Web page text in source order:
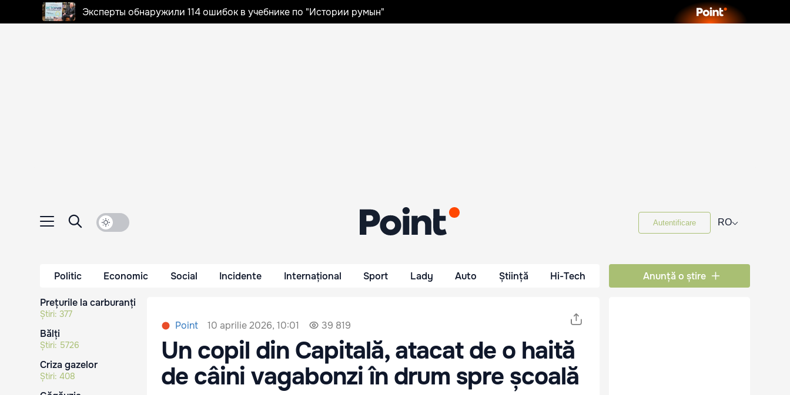
Эксперты обнаружили 114 ошибок в учебнике по "Истории румын"
Autentificare RO⌵
Politic Economic Social Incidente Internațional Sport Lady Auto Știință Hi-Tech Anunță o știre
Prețurile la carburanți
Știri: 377
Bălți
Știri: 5726
Criza gazelor
Știri: 408
Point 10 aprilie 2026, 10:01 39 819
Un copil din Capitală, atacat de o haită
de câini vagabonzi în drum spre școală